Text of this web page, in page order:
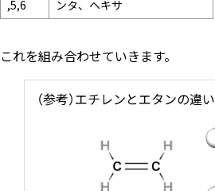
,5,6
ンタ、ヘキサ
これを組み合わせていきます。
（参考）エチレンとエタンの違い